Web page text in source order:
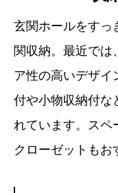
玄関ホールをすっ
関収納。最近では
ア性の高いデザイ
付や小物収納付な
れています。スペ
クローゼットもお